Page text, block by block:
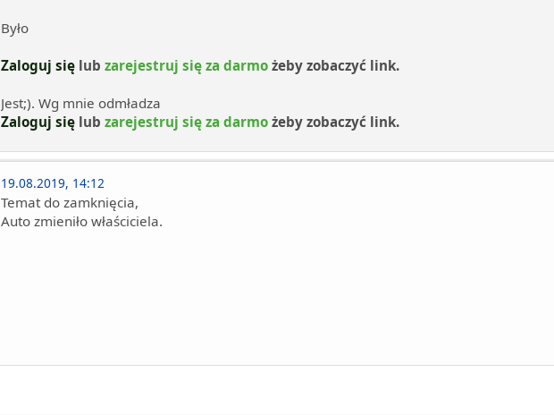
Było
Zaloguj się lub zarejestruj się za darmo żeby zobaczyć link.
Jest;). Wg mnie odmładza
Zaloguj się lub zarejestruj się za darmo żeby zobaczyć link.
19.08.2019, 14:12
Temat do zamknięcia,
Auto zmieniło właściciela.